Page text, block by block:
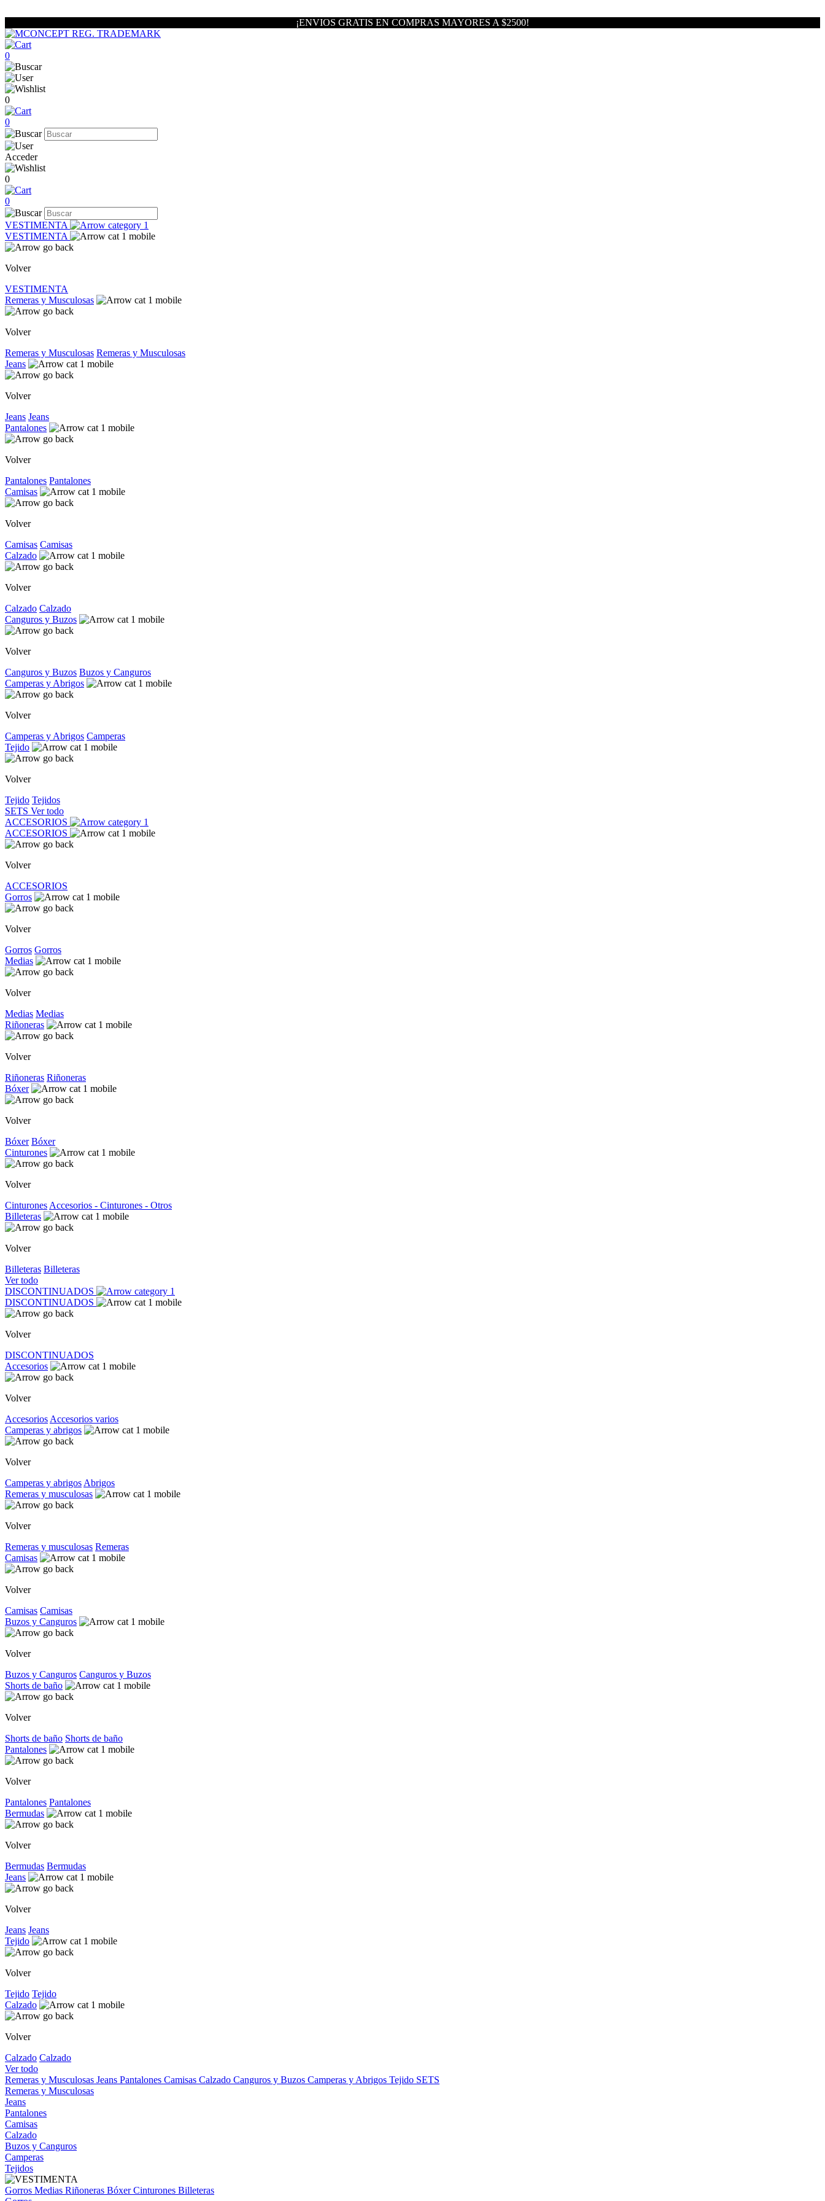
¡ENVIOS GRATIS EN COMPRAS MAYORES A $2500!
0
0
0
Acceder
0
0
VESTIMENTA
VESTIMENTA
Volver
VESTIMENTA
Remeras y Musculosas
Volver
Remeras y Musculosas Remeras y Musculosas
Jeans
Volver
Jeans Jeans
Pantalones
Volver
Pantalones Pantalones
Camisas
Volver
Camisas Camisas
Calzado
Volver
Calzado Calzado
Canguros y Buzos
Volver
Canguros y Buzos Buzos y Canguros
Camperas y Abrigos
Volver
Camperas y Abrigos Camperas
Tejido
Volver
Tejido Tejidos
SETS Ver todo
ACCESORIOS
ACCESORIOS
Volver
ACCESORIOS
Gorros
Volver
Gorros Gorros
Medias
Volver
Medias Medias
Riñoneras
Volver
Riñoneras Riñoneras
Bóxer
Volver
Bóxer Bóxer
Cinturones
Volver
Cinturones Accesorios - Cinturones - Otros
Billeteras
Volver
Billeteras Billeteras
Ver todo
DISCONTINUADOS
DISCONTINUADOS
Volver
DISCONTINUADOS
Accesorios
Volver
Accesorios Accesorios varios
Camperas y abrigos
Volver
Camperas y abrigos Abrigos
Remeras y musculosas
Volver
Remeras y musculosas Remeras
Camisas
Volver
Camisas Camisas
Buzos y Canguros
Volver
Buzos y Canguros Canguros y Buzos
Shorts de baño
Volver
Shorts de baño Shorts de baño
Pantalones
Volver
Pantalones Pantalones
Bermudas
Volver
Bermudas Bermudas
Jeans
Volver
Jeans Jeans
Tejido
Volver
Tejido Tejido
Calzado
Volver
Calzado Calzado
Ver todo
Remeras y Musculosas Jeans Pantalones Camisas Calzado Canguros y Buzos Camperas y Abrigos Tejido SETS
Remeras y Musculosas
Jeans
Pantalones
Camisas
Calzado
Buzos y Canguros
Camperas
Tejidos
Gorros Medias Riñoneras BóxerCinturones Billeteras